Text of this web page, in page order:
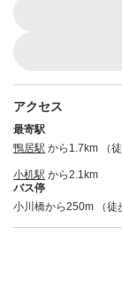
アクセス
最寄駅
鴨居駅 から1.7km （徒
小机駅 から2.1km
バス停
小川橋から250m （徒